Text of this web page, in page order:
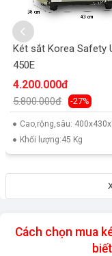
Két sắt Korea Safety
450E
4.200.000đ
5.800.000đ -27%
Cao,rộng,sâu:
Khối lượng:45 Kg
Cách chọn mua